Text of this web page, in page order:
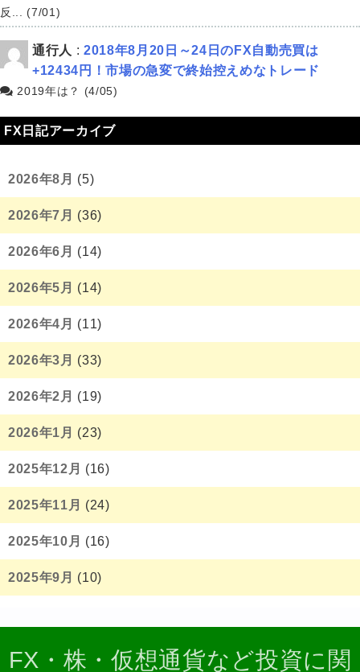
反... (7/01)
通行人 : 2018年8月20日～24日のFX自動売買は
+12434円！市場の急変で終始控えめなトレード
2019年は？ (4/05)
FX日記アーカイブ
2026年8月 (5)
2026年7月 (36)
2026年6月 (14)
2026年5月 (14)
2026年4月 (11)
2026年3月 (33)
2026年2月 (19)
2026年1月 (23)
2025年12月 (16)
2025年11月 (24)
2025年10月 (16)
2025年9月 (10)
FX・株・仮想通貨など投資に関